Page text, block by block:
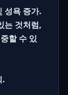
성욕 증가.
는 것처럼,
할 수 있
.